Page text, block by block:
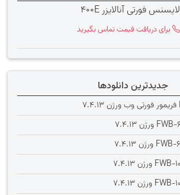
لایسنس فورتی آنالایزر 400E
برای دریافت قیمت تماس بگیرید
جدیدترین دانلودها